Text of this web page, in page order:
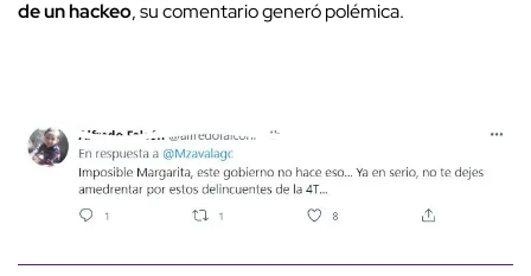
de un hackeo, su comentario generó polémica.